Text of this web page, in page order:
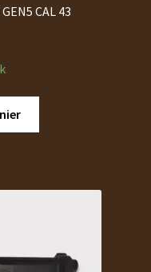
CAL 43